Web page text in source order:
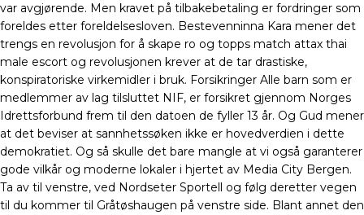
var avgjørende. Men kravet på tilbakebetaling er fordringer som
foreldes etter foreldelsesloven. Bestevenninna Kara mener det
trengs en revolusjon for å skape ro og topps match attax thai
male escort og revolusjonen krever at de tar drastiske,
konspiratoriske virkemidler i bruk. Forsikringer Alle barn som er
medlemmer av lag tilsluttet NIF, er forsikret gjennom Norges
Idrettsforbund frem til den datoen de fyller 13 år. Og Gud mener
at det beviser at sannhetssøken ikke er hovedverdien i dette
demokratiet. Og så skulle det bare mangle at vi også garanterer
gode vilkår og moderne lokaler i hjertet av Media City Bergen.
Ta av til venstre, ved Nordseter Sportell og følg deretter vegen
til du kommer til Gråtøshaugen på venstre side. Blant annet den